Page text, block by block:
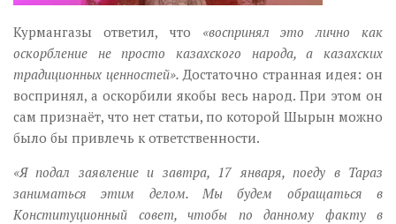
Курмангазы ответил, что «воспринял это лично как
оскорбление не просто казахского народа, а казахских
традиционных ценностей». Достаточно странная идея: он
воспринял, а оскорбили якобы весь народ. При этом он
сам признаёт, что нет статьи, по которой Шырын можно
было бы привлечь к ответственности.
«Я подал заявление и завтра, 17 января, поеду в Тараз
заниматься этим делом. Мы будем обращаться в
Конституционный совет, чтобы по данному факту в